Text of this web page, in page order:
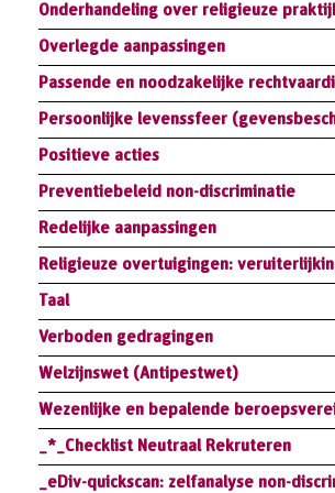
Onderhandeling over religieuze
Overlegde aanpassingen
Passende en noodzakelijke
Persoonlijke levenssfeer
Positieve acties
Preventiebeleid non-discriminatie
Redelijke aanpassingen
Religieuze overtuigingen:
Taal
Verboden gedragingen
Welzijnswet (Antipestwet)
Wezenlijke en bepalende
_*_Checklist Neutraal Rekruteren
_eDiv-quickscan: zelfanalyse non-